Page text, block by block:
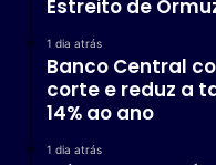
Estreito de
1 dia atrás
Banco Central
corte e reduz a
14% ao ano
1 dia atrás